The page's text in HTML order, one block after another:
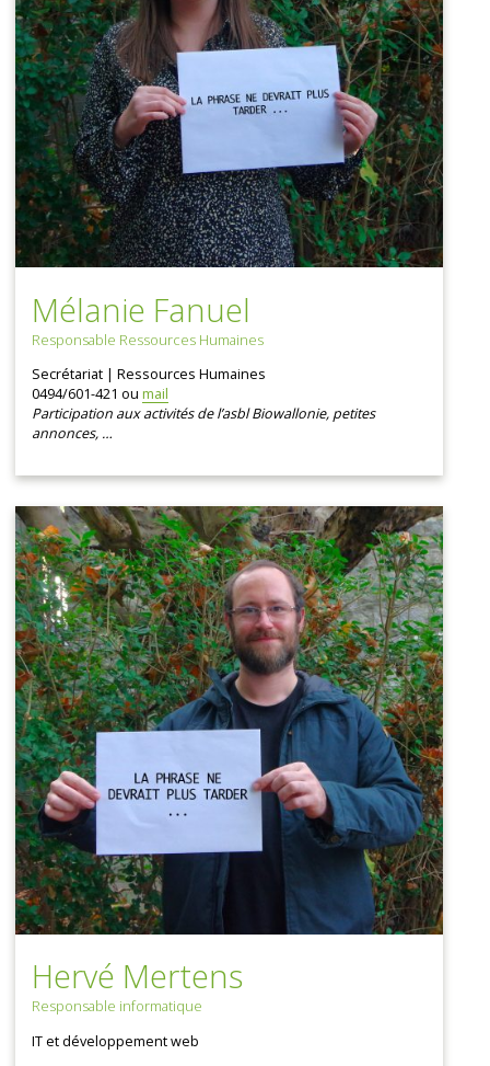
Mélanie Fanuel
Responsable Ressources Humaines
Secrétariat | Ressources Humaines
0494/601-421 ou mail
Participation aux activités de l’asbl Biowallonie, petites
annonces, …
Hervé Mertens
Responsable informatique
IT et développement web